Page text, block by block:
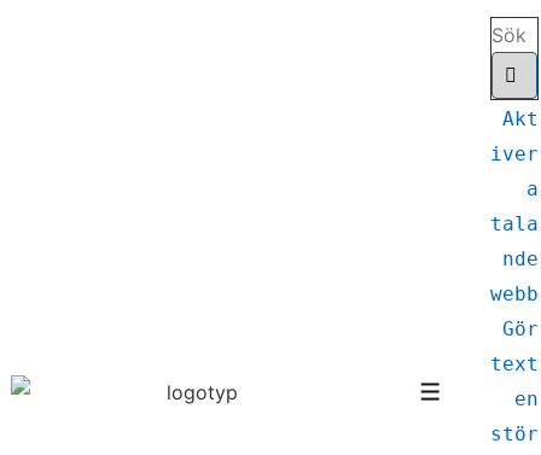
Meny
Sök
efter:
Akt
iver
a
tala
nde
webb
Gör
text
en
stör